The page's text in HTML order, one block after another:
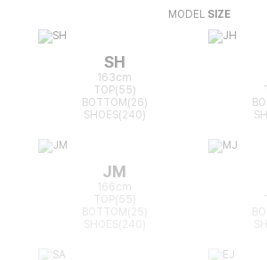
MODEL SIZE
SH
163cm
TOP(55)
BOTTOM(26)
SHOES(240)
JM
166cm
TOP(55)
BOTTOM(25)